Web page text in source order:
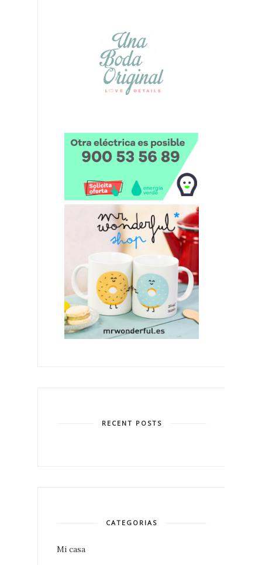
RECENT POSTS
CATEGORIAS
Mi casa